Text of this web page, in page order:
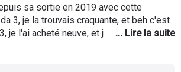
plus faire sans... - Agréement et
du moteur atmo mais ne
pas les perf, il est toutefois
sa sortie en 2019 avec cette
3, je la trouvais craquante, et beh c'est
je l'ai acheté neuve, et je l'ai configuré